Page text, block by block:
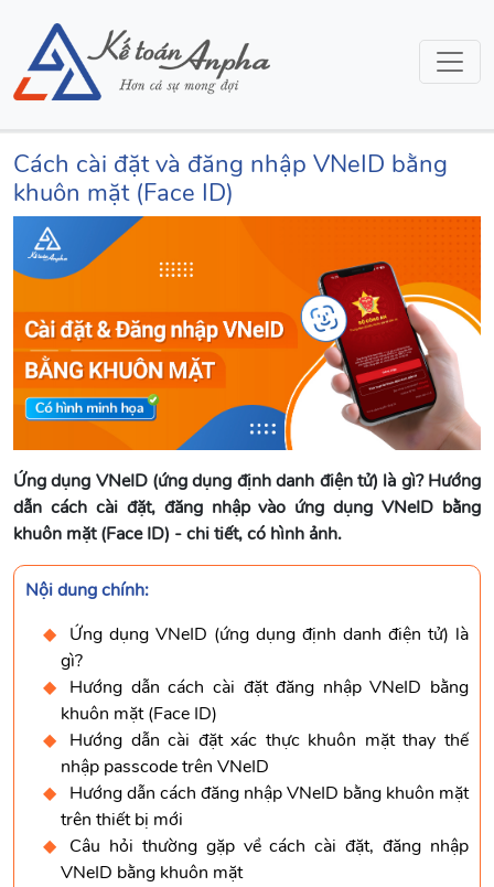
Cách cài đặt và đăng nhập VNeID bằng
khuôn mặt (Face ID)
Ứng dụng VNeID (ứng dụng định danh điện tử) là gì? Hướng
dẫn cách cài đặt, đăng nhập vào ứng dụng VNeID bằng
khuôn mặt (Face ID) - chi tiết, có hình ảnh.
Nội dung chính:
Ứng dụng VNeID (ứng dụng định danh điện tử) là
gì?
Hướng dẫn cách cài đặt đăng nhập VNeID bằng
khuôn mặt (Face ID)
Hướng dẫn cài đặt xác thực khuôn mặt thay thế
nhập passcode trên VNeID
Hướng dẫn cách đăng nhập VNeID bằng khuôn mặt
trên thiết bị mới
Câu hỏi thường gặp về cách cài đặt, đăng nhập
VNeID bằng khuôn mặt